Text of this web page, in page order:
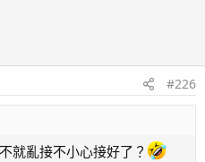
飯喂食...
#226
就亂接不小心接好了？